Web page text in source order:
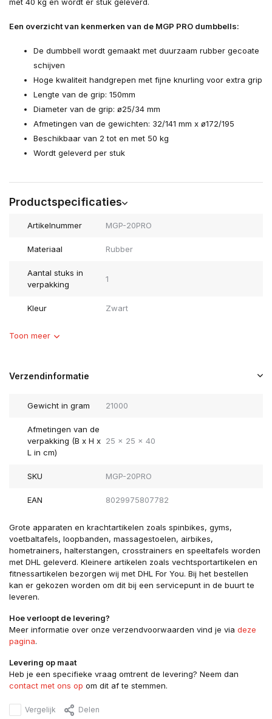
Uitverkocht
Uitverkocht
met 40 kg en wordt er stuk geleverd.
Een overzicht van kenmerken van de MGP PRO dumbbells:
De dumbbell wordt gemaakt met duurzaam rubber gecoate
schijven
Hoge kwaliteit handgrepen met fijne knurling voor extra grip
Lengte van de grip: 150mm
Diameter van de grip: ø25/34 mm
Afmetingen van de gewichten: 32/141 mm x ø172/195
Beschikbaar van 2 tot en met 50 kg
Wordt geleverd per stuk
Productspecificaties
Artikelnummer MGP-20PRO
Materiaal Rubber
Aantal stuks in
verpakking
1
Kleur Zwart
Toon meer
Verzendinformatie
Gewicht in gram 21000
Afmetingen van de
verpakking (B x H x
L in cm)
25 x 25 x 40
SKU MGP-20PRO
EAN 8029975807782
Grote apparaten en krachtartikelen zoals spinbikes, gyms,
voetbaltafels, loopbanden, massagestoelen, airbikes,
hometrainers, halterstangen, crosstrainers en speeltafels worden
met DHL geleverd. Kleinere artikelen zoals vechtsportartikelen en
fitnessartikelen bezorgen wij met DHL For You. Bij het bestellen
kan er gekozen worden om dit bij een servicepunt in de buurt te
leveren.
Hoe verloopt de levering?
Meer informatie over onze verzendvoorwaarden vind je via deze
pagina.
Levering op maat
Heb je een specifieke vraag omtrent de levering? Neem dan
contact met ons op om dit af te stemmen.
Vergelijk Delen